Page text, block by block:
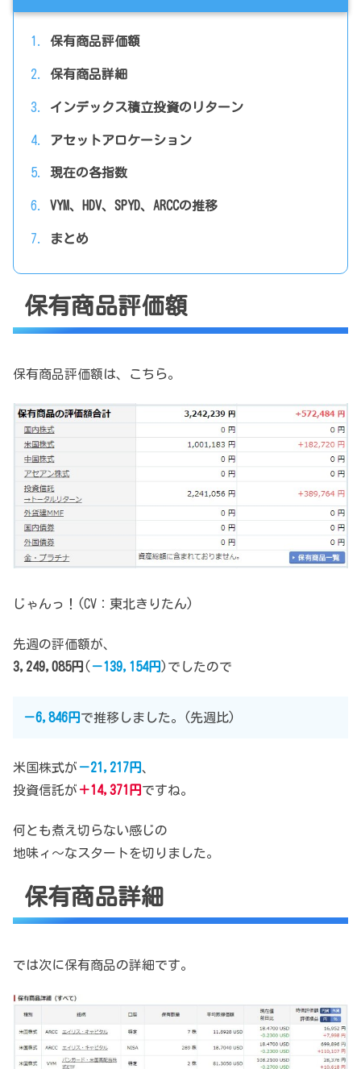
保有商品評価額
保有商品詳細
インデックス積立投資のリターン
アセットアロケーション
現在の各指数
VYM、HDV、SPYD、ARCCの推移
まとめ
保有商品評価額
保有商品評価額は、こちら。
じゃんっ！(CV：東北きりたん)
先週の評価額が、
3,249,085円 ( －139,154円 )でしたので
－6,846円で推移しました。 (先週比)
米国株式が－21,217円、
投資信託が＋14,371円 ですね。
何とも煮え切らない感じの
地味ィ～なスタートを切りました。
保有商品詳細
では次に保有商品の詳細です。